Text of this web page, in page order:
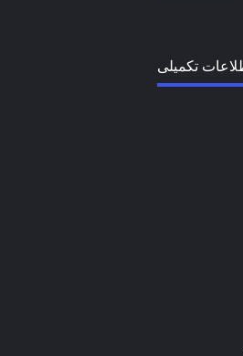
تکمیلی